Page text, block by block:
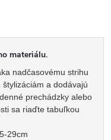
materiálu.
nadčasovému strihu
a dodávajú
prechádzky alebo
sa riaďte tabuľkou
29cm